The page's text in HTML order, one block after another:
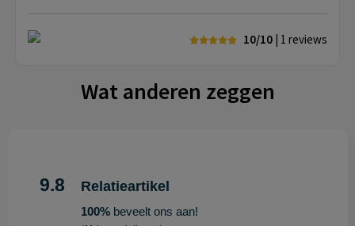
10/10 | 1 reviews
Wat anderen zeggen
9.8 Relatieartikel
100%beveelt ons aan!